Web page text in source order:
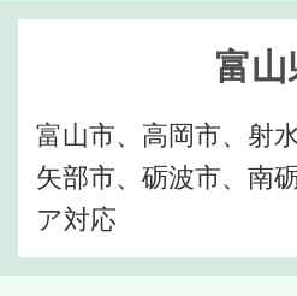
富
富山市、高岡市、射
矢部市、砺波市、南
ア対応